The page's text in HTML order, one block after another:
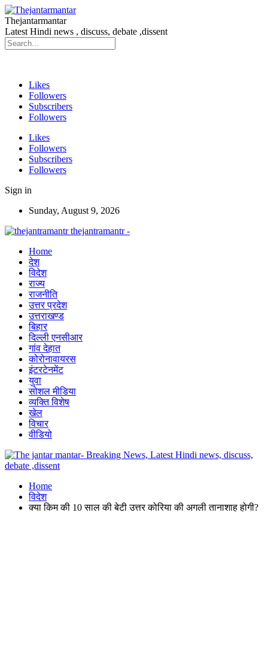
Thejantarmantar
Latest Hindi news , discuss, debate ,dissent
Likes
Followers
Subscribers
Followers
Likes
Followers
Subscribers
Followers
Sign in
Sunday, August 9, 2026
thejantramantr -
Home
देश
विदेश
राज्य
राजनीति
उत्तर प्रदेश
उत्तराखण्ड
बिहार
दिल्ली एनसीआर
गांव देहात
कोरोनावायरस
इंटरटेनमेंट
युवा
सोशल मीडिया
व्यक्ति विशेष
खेल
विचार
वीडियो
Home
विदेश
क्या किम की 10 साल की बेटी उत्तर कोरिया की अगली तानाशाह होगी?